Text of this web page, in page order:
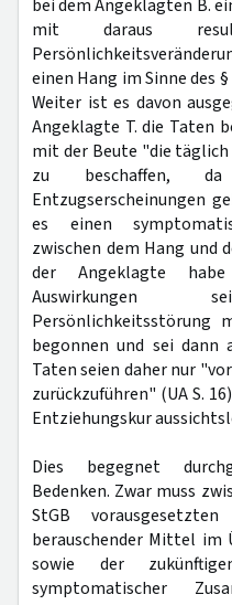
bei dem Angeklagten B.
mit daraus
einen Hang im Sinne des §
Weiter ist es davon
Angeklagte T. die Taten
mit der Beute "die
zu beschaffen,
Entzugserscheinungen
es einen
zwischen dem Hang und
der Angeklagte
Auswirkungen
Persönlichkeitsstörung
begonnen und sei dann
Taten seien daher nur
zurückzuführen" (UA S.
Entziehungskur
Dies begegnet
Bedenken. Zwar muss
StGB
berauschender Mittel im
sowie der
symptomatischer